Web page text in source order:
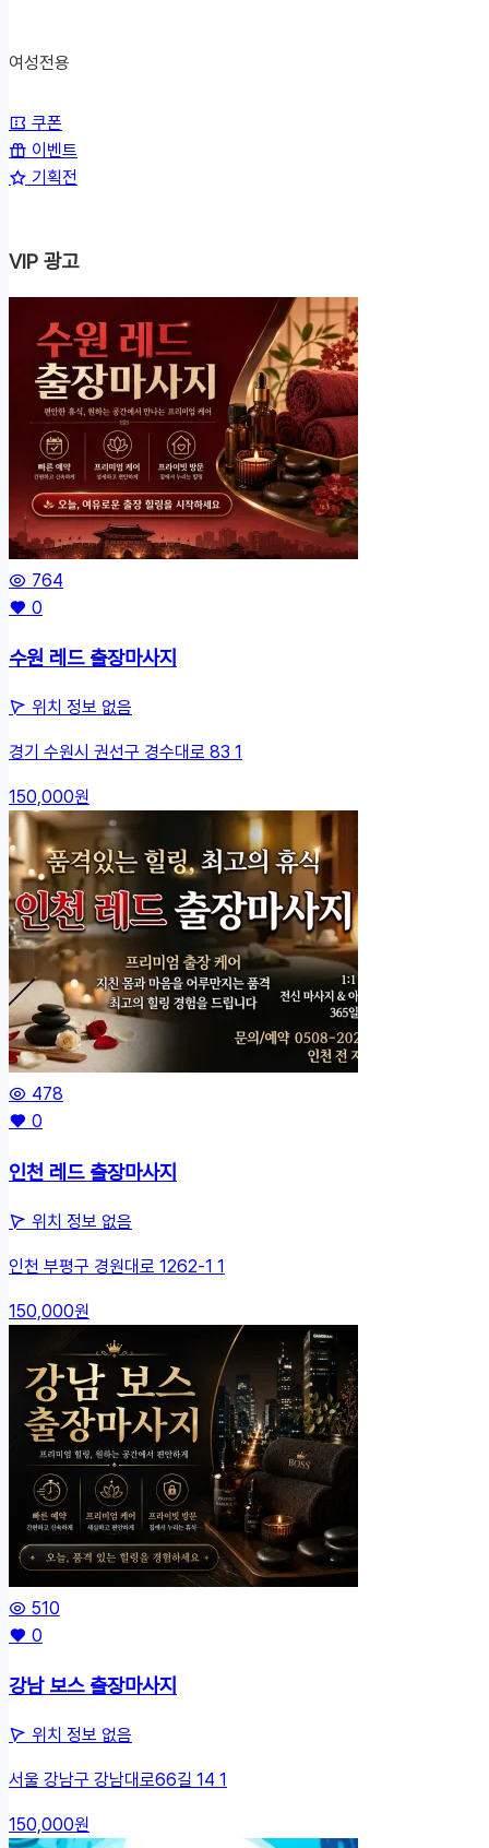
여성전용
쿠
폰/
이
트/
쿠폰
이벤트
기획전
VIP 광고
764
0
수원 레드 출장마사지
위치 정보 없음
경기 수원시 권선구 경수대로 83 1
150,000원
478
0
인천 레드 출장마사지
위치 정보 없음
인천 부평구 경원대로 1262-1 1
150,000원
510
0
강남 보스 출장마사지
위치 정보 없음
서울 강남구 강남대로66길 14 1
150,000원